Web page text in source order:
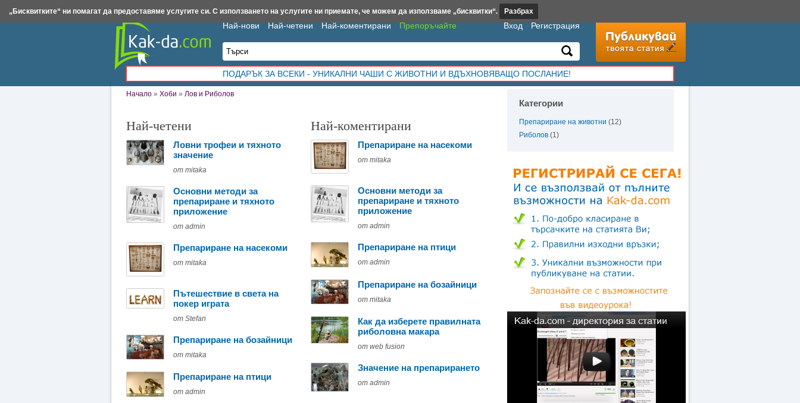
Начало » Хоби » Лов и Риболов
Най-четени
Ловни трофеи и тяхното
значение
от mitaka
Основни методи за
препариране и тяхното
приложение
от admin
Препариране на насекоми
от mitaka
Пътешествие в света на
покер играта
от Stefan
Препариране на бозайници
от mitaka
Препариране на птици
от admin
Най-коментирани
Препариране на насекоми
от mitaka
Основни методи за
препариране и тяхното
приложение
от admin
Препариране на птици
от admin
Препариране на бозайници
от mitaka
Как да изберете правилната
риболовна макара
от web fusion
Значение на препарирането
от admin
Категории
Препариране на животни (12)
Риболов (1)
Най-нови Най-четени Най-коментирани Препоръчайте Вход Регистрация
ПОДАРЪК ЗА ВСЕКИ - УНИКАЛНИ ЧАШИ С ЖИВОТНИ И ВДЪХНОВЯВАЩО ПОСЛАНИЕ!
Insert.bg Framar.bg Kak-da.com Iztochnik.com BauBau.bg NewAge.bg
„Бисквитките“ ни помагат да предоставяме услугите си. С използването на услугите ни приемате, че можем да използваме „бисквитки“. Разбрах